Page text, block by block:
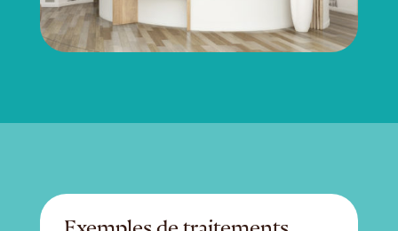
Exemples de traitements